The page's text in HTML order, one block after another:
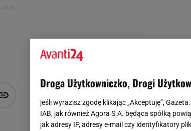
Co łączy ten hit
syreny, to coś czego
Droga Użytkowniczko, Drogi
jeśli wyrazisz zgodę klikając „Akceptuję”,
IAB, jak również Agora S.A. będąca spółką
jak adresy IP, adresy e-mail czy identyfikatory